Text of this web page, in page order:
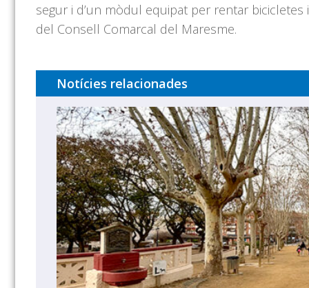
segur i d’un mòdul equipat per rentar
del Consell Comarcal del Maresme.
Notícies relacionades